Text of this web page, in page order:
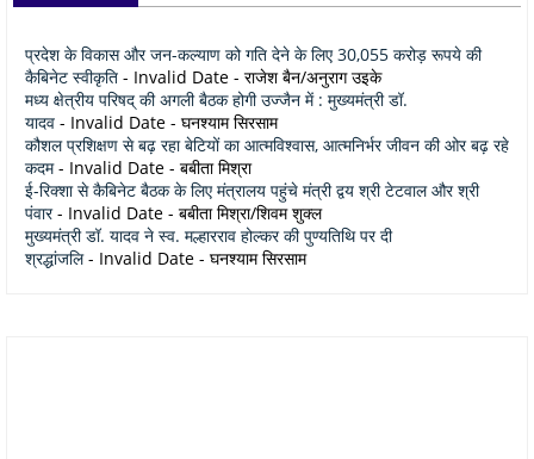
प्रदेश के विकास और जन-कल्याण को गति देने के लिए 30,055 करोड़ रूपये की
कैबिनेट स्वीकृति - Invalid Date - राजेश बैन/अनुराग उइके
मध्य क्षेत्रीय परिषद् की अगली बैठक होगी उज्जैन में : मुख्यमंत्री डॉ.
यादव - Invalid Date - घनश्याम सिरसाम
कौशल प्रशिक्षण से बढ़ रहा बेटियों का आत्मविश्वास, आत्मनिर्भर जीवन की ओर बढ़ रहे
कदम- Invalid Date - बबीता मिश्रा
ई-रिक्शा से कैबिनेट बैठक के लिए मंत्रालय पहुंचे मंत्री द्वय श्री टेटवाल और श्री
पंवार- Invalid Date - बबीता मिश्रा/शिवम शुक्ल
मुख्यमंत्री डॉ. यादव ने स्व. मल्हारराव होल्कर की पुण्यतिथि पर दी
श्रद्धांजलि- Invalid Date - घनश्याम सिरसाम